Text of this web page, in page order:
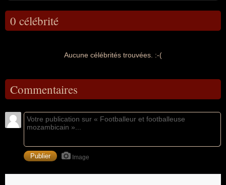
0 célébrité
Aucune célébrités trouvées. :-(
Commentaires
Image